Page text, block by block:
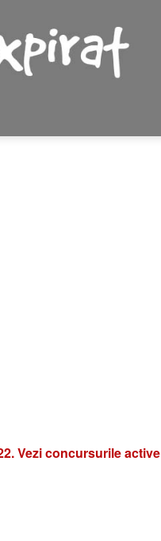
Vezi concursurile active